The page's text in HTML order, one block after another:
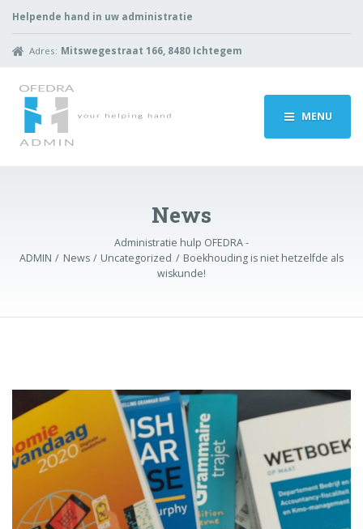
Helpende hand in uw administratie
Adres: Mitswegestraat 166, 8480 Ichtegem
MENU
News
Administratie hulp OFEDRA -
ADMIN
News Uncategorized
Boekhouding is niet hetzelfde als
wiskunde!